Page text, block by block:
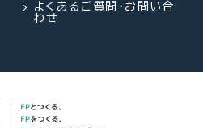
よくあるご質問・お問い合
わせ